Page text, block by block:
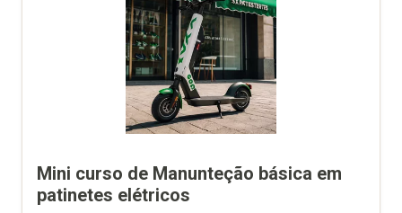
Mini curso de Manunteção básica em
patinetes elétricos